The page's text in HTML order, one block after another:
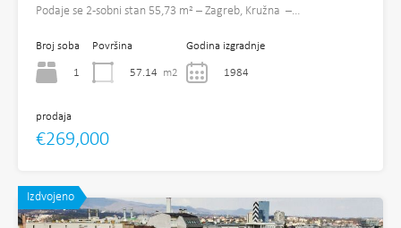
Podaje se 2-sobni stan 55,73 m² – Zagreb, Kružna –…
Broj soba
1
Površina
57.14 m2
Godina izgradnje
1984
prodaja
€269,000
Izdvojeno